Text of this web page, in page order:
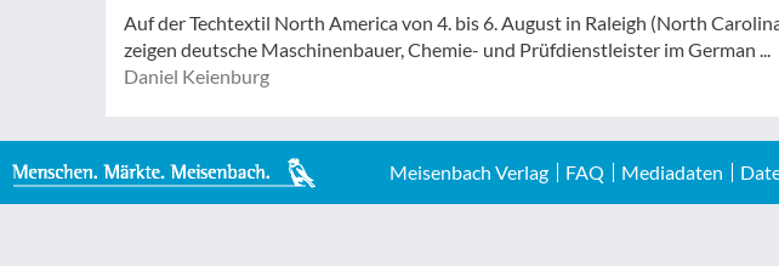
Auf der Techtextil North America von 4. bis 6. August in Raleigh (North
zeigen deutsche Maschinenbauer, Chemie- und Prüfdienstleister im German ...
Daniel Keienburg
Meisenbach Verlag FAQ Mediadaten